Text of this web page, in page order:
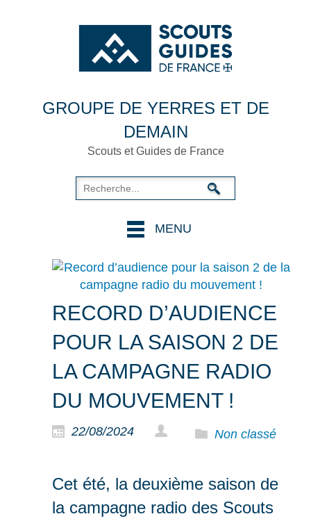
GROUPE DE YERRES ET DE
DEMAIN
Scouts et Guides de France
MENU
RECORD D’AUDIENCE
POUR LA SAISON 2 DE
LA CAMPAGNE RADIO
DU MOUVEMENT !
22/08/2024 Non classé
Cet été, la deuxième saison de
la campagne radio des Scouts